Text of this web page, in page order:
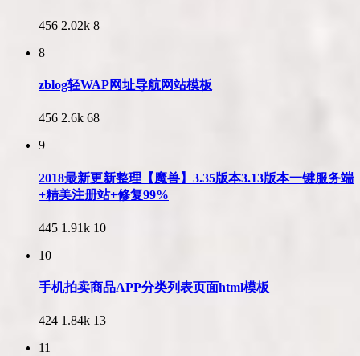
456 2.02k 8
8
zblog轻WAP网址导航网站模板
456 2.6k 68
9
2018最新更新整理【魔兽】3.35版本3.13版本一键服务端
+精美注册站+修复99%
445 1.91k 10
10
手机拍卖商品APP分类列表页面html模板
424 1.84k 13
11